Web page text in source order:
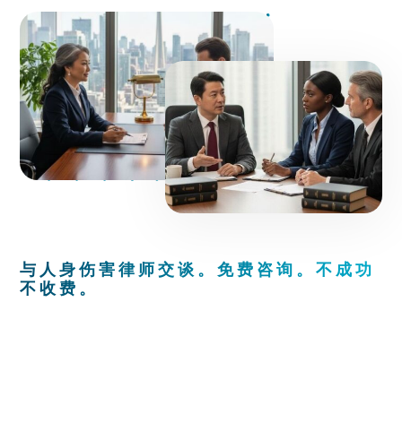
与人身伤害律师交谈。免费咨询。不成功
不收费。